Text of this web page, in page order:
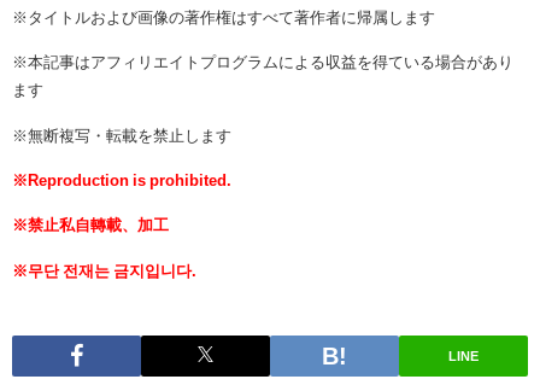
※タイトルおよび画像の著作権はすべて著作者に帰属します
※本記事はアフィリエイトプログラムによる収益を得ている場合があり
ます
※無断複写・転載を禁止します
※Reproduction is prohibited.
※禁止私自轉載、加工
※무단 전재는 금지입니다.
LINE